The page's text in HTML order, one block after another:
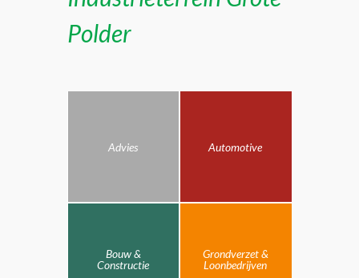
Polder
Advies Automotive
Bouw &
Constructie
Grondverzet &
Loonbedrijven